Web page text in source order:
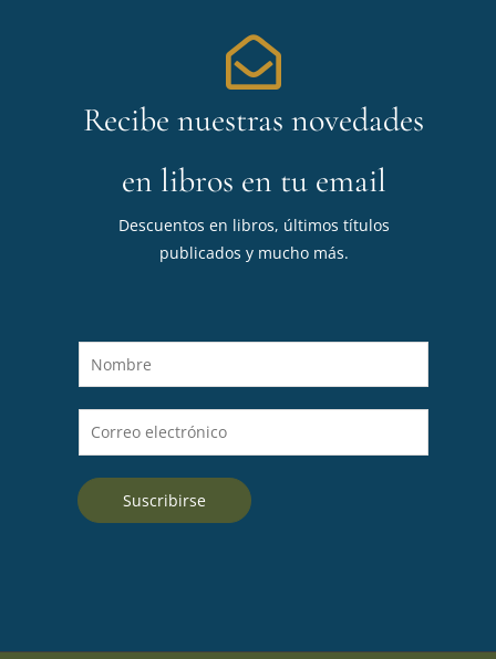
Recibe nuestras novedades
en libros en tu email
Descuentos en libros, últimos títulos
publicados y mucho más.
o
m
e
*
o
r
Suscribirse